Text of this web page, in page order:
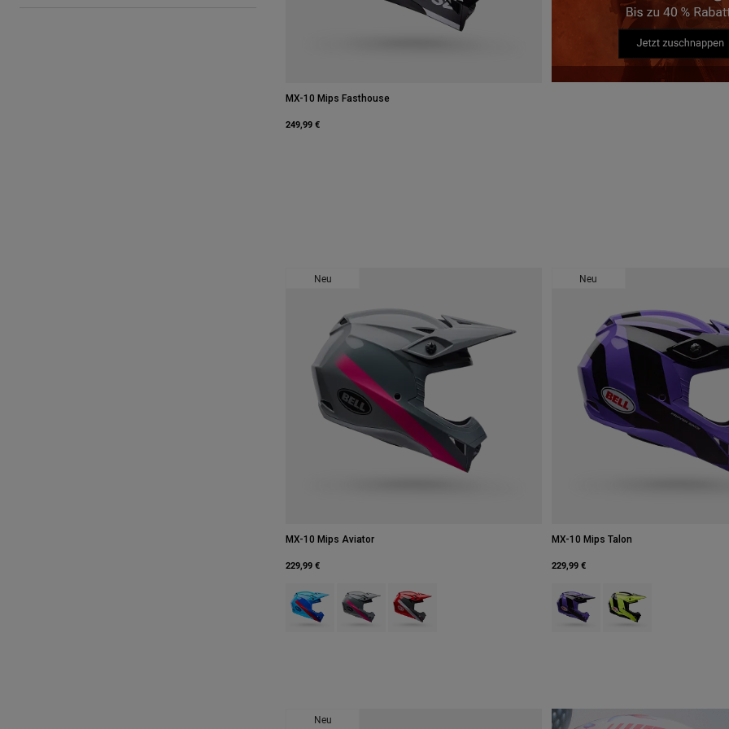
MX-10 Mips Fasthouse
249,99 €
Neu
MX-10 Mips Aviator
229,99 €
Product swatch type of Blau/Rot.
Product swatch type of Grau/Rosa.
Product swatch type of Rot/Schwarz.
Neu
MX-10 Mips Talon
229,99 €
Product swatch type of Lila.
Product swatch type of
Neu